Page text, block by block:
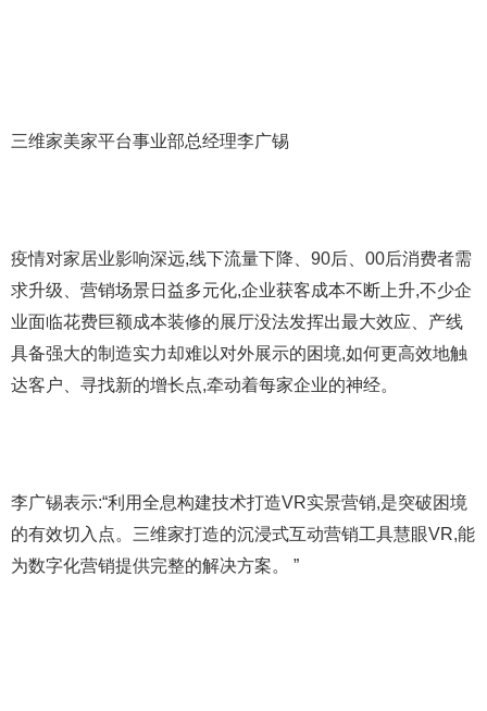
三维家美家平台事业部总经理李广锡
疫情对家居业影响深远,线下流量下降、90后、00后消费者需
求升级、营销场景日益多元化,企业获客成本不断上升,不少企
业面临花费巨额成本装修的展厅没法发挥出最大效应、产线
具备强大的制造实力却难以对外展示的困境,如何更高效地触
达客户、寻找新的增长点,牵动着每家企业的神经。
李广锡表示:“利用全息构建技术打造VR实景营销,是突破困境
的有效切入点。三维家打造的沉浸式互动营销工具慧眼VR,能
为数字化营销提供完整的解决方案。 ”